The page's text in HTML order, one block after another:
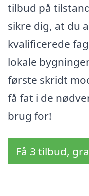
tilbud på
sikre dig, at du
kvalificerede
lokale
første skridt
få fat i de
brug for!
Få 3 tilbud,